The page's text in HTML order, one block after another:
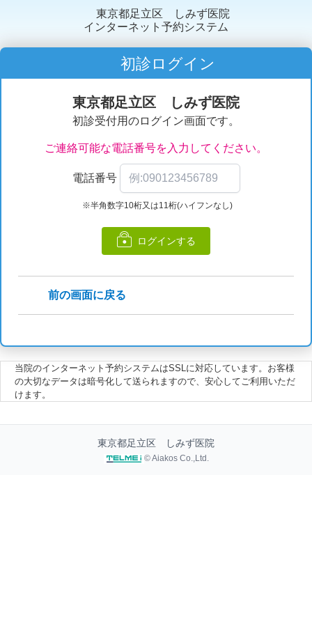
東京都足立区 しみず医院
インターネット予約システム
初診ログイン
東京都足立区 しみず医院
初診受付用のログイン画面です。
ご連絡可能な電話番号を入力してください。
電話番号
※半角数字10桁又は11桁(ハイフンなし)
ログインする
前の画面に戻る
当院のインターネット予約システムはSSLに対応しています。お客様
の大切なデータは暗号化して送られますので、安心してご利用いただ
けます。
東京都足立区 しみず医院
© Aiakos Co.,Ltd.